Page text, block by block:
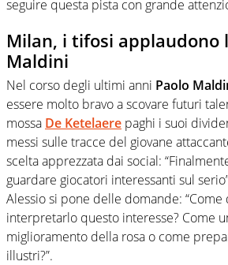
seguire questa pista con grande
Milan, i tifosi applaudono
Maldini
Nel corso degli ultimi anni Paolo
essere molto bravo a scovare futuri
mossa De Ketelaere paghi i suoi
messi sulle tracce del giovane
scelta apprezzata dai social:
guardare giocatori interessanti sul
Alessio si pone delle domande:
interpretarlo questo interesse? Come
miglioramento della rosa o come
illustri?”.